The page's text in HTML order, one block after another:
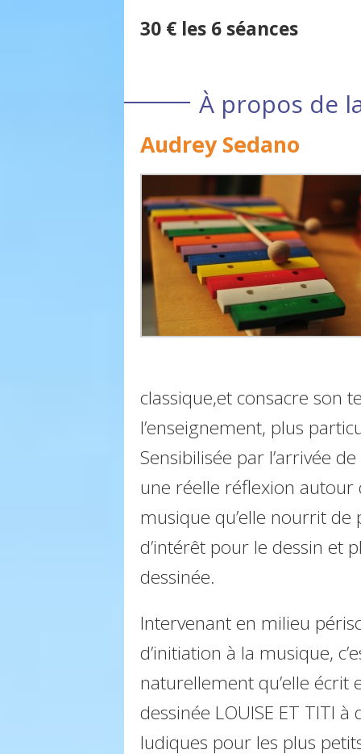
30 € les 6 séances
À propos de
Audrey Sedano
classique,et consacre son
l’enseignement, plus
Sensibilisée par l’arrivée
une réelle réflexion autour
musique qu’elle nourrit
d’intérêt pour le dessin et
dessinée.
Intervenant en milieu
d’initiation à la musique,
naturellement qu’elle écrit
dessinée LOUISE ET TITI
ludiques pour les plus